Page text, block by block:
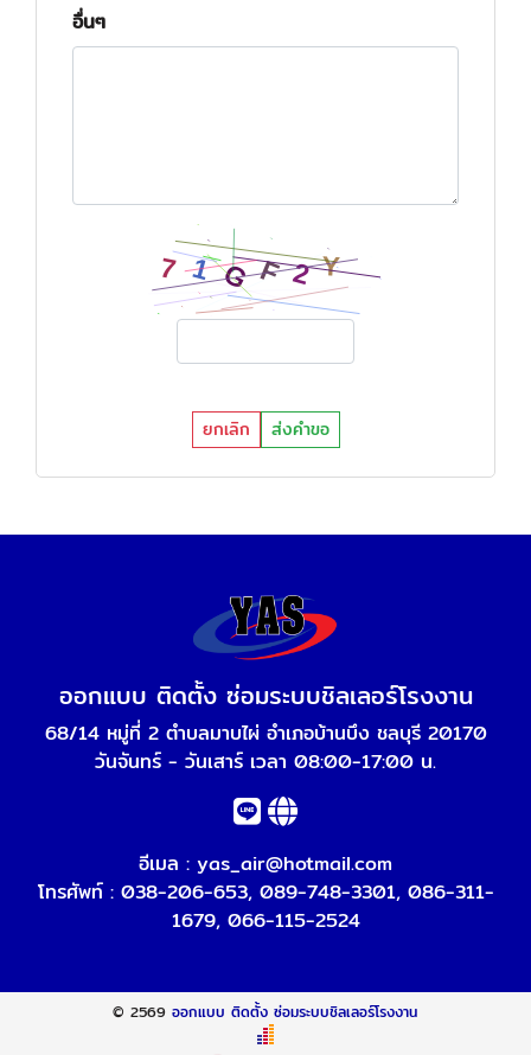
อื่นๆ
ยกเลิก ส่งคำขอ
ออกแบบ ติดตั้ง ซ่อมระบบชิลเลอร์โรงงาน
68/14 หมู่ที่ 2 ตำบลมาบไผ่ อำเภอบ้านบึง ชลบุรี 20170
วันจันทร์ - วันเสาร์ เวลา 08:00-17:00 น.
อีเมล : yas_air@hotmail.com
โทรศัพท์ : 038-206-653, 089-748-3301, 086-311-
1679, 066-115-2524
© 2569ออกแบบ ติดตั้ง ซ่อมระบบชิลเลอร์โรงงาน